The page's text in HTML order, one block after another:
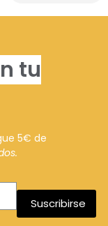
tu
5€ de
Suscribirse